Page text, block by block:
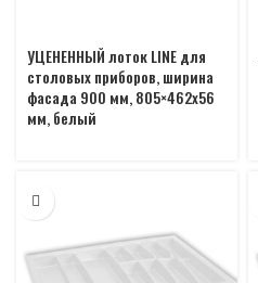
УЦЕНЕННЫЙ лоток LINE для
столовых приборов, ширина
фасада 900 мм, 805×462х56
мм, белый